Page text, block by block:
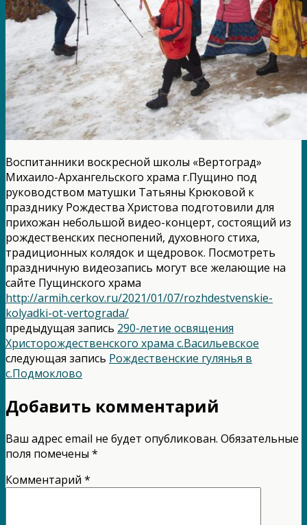
Воспитанники воскресной школы «Вертоград»
Михаило-Архангельского храма г.Пущино под
руководством матушки Татьяны Крюковой к
празднику Рождества Христова подготовили для
прихожан небольшой видео-концерт, состоящий из
рождественских песнопений, духовного стиха,
традиционных колядок и щедровок. Посмотреть
праздничную видеозапись могут все желающие на
сайте Пущинского храма
http://armih.cerkov.ru/2021/01/07/rozhdestvenskie-
kolyadki-ot-vertograda/
предыдущая запись 290-летие освящения
Христорождественского храма с.Васильевское
следующая запись Рождественские гулянья в
с.Подмоклово
Добавить комментарий
Ваш адрес email не будет опубликован. Обязательные
поля помечены *
Комментарий *